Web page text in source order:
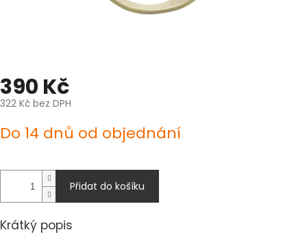
390 Kč
322 Kč bez DPH
cena:
Do 14 dnů od objednání
Přidat do košíku
Krátký popis